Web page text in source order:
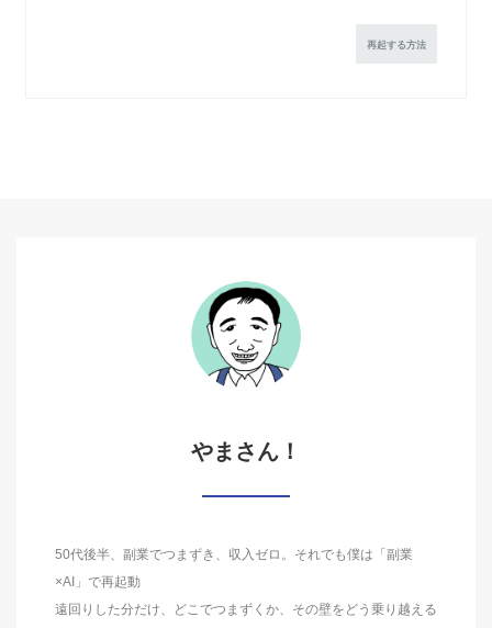
再起する方法
やまさん！
50代後半、副業でつまずき、収入ゼロ。それでも僕は「副業
×AI」で再起動
遠回りした分だけ、どこでつまずくか、その壁をどう乗り越える